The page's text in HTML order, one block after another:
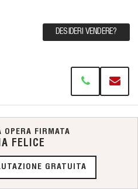
DESIDERI VENDERE?
OPERA FIRMATA
FELICE
GRATUITA